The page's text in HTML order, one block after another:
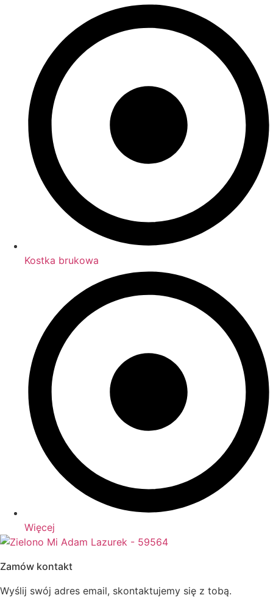
Kostka brukowa
Więcej
Zamów kontakt
Wyślij swój adres email, skontaktujemy się z tobą.